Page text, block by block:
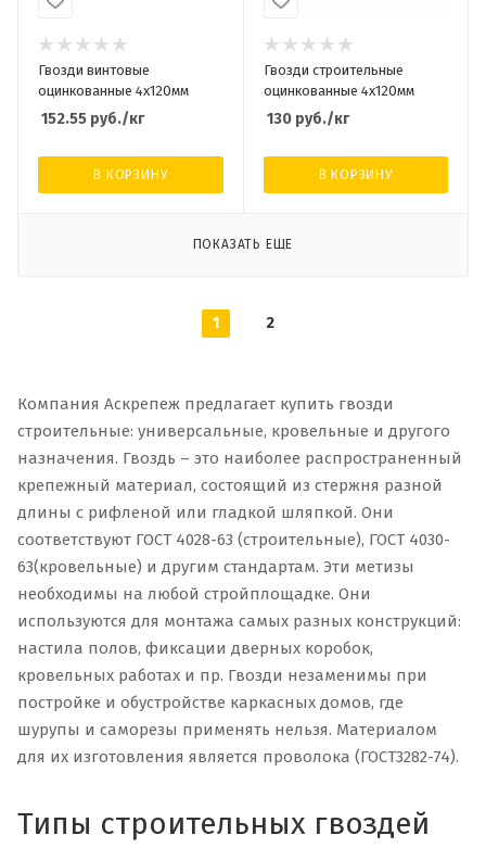
Гвозди винтовые
оцинкованные 4х120мм
152.55 руб./кг
В КОРЗИНУ
Гвозди строительные
оцинкованные 4х120мм
130руб./кг
В КОРЗИНУ
ПОКАЗАТЬ ЕЩЕ
1 2
Компания Аскрепеж предлагает купить гвозди
строительные: универсальные, кровельные и другого
назначения. Гвоздь – это наиболее распространенный
крепежный материал, состоящий из стержня разной
длины с рифленой или гладкой шляпкой. Они
соответствуют ГОСТ 4028-63 (строительные), ГОСТ 4030-
63(кровельные) и другим стандартам. Эти метизы
необходимы на любой стройплощадке. Они
используются для монтажа самых разных конструкций:
настила полов, фиксации дверных коробок,
кровельных работах и пр. Гвозди незаменимы при
постройке и обустройстве каркасных домов, где
шурупы и саморезы применять нельзя. Материалом
для их изготовления является проволока (ГОСТ3282-74).
Типы строительных гвоздей